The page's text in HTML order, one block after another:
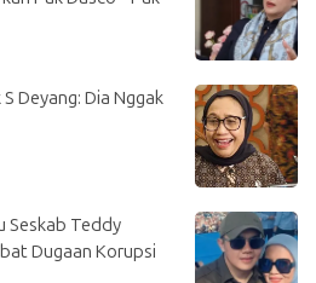
Deyang: Dia Nggak
Seskab Teddy
Dugaan Korupsi